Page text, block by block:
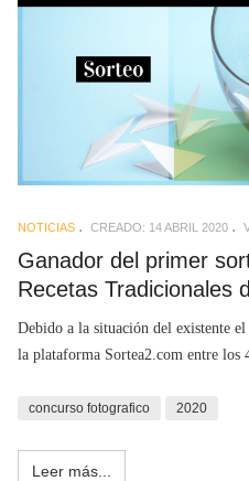
NOTICIAS CREADO: 14 ABRIL 2020
Ganador del primer
Recetas Tradicionales
Debido a la situación del existente
la plataforma Sortea2.com entre los
concurso fotografico 2020
Leer más...